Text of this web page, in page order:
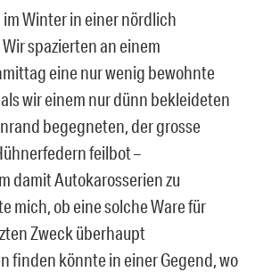
Winter in einer nördlich
spazierten an einem
eine nur wenig bewohnte
wir einem nur dünn bekleideten
begegneten, der grosse
feilbot –
damit Autokarosserien zu
mich, ob eine solche Ware für
Zweck überhaupt
finden könnte in einer Gegend, wo